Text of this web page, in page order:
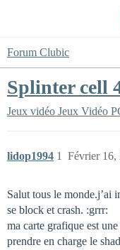
Forum Clubic
Splinter cell
Jeux vidéo Jeux Vidéo
lidop1994 Février 16,
1
Salut tous le monde.j’ai
se block et crash. :grrr:
ma carte grafique est
prendre en charge le